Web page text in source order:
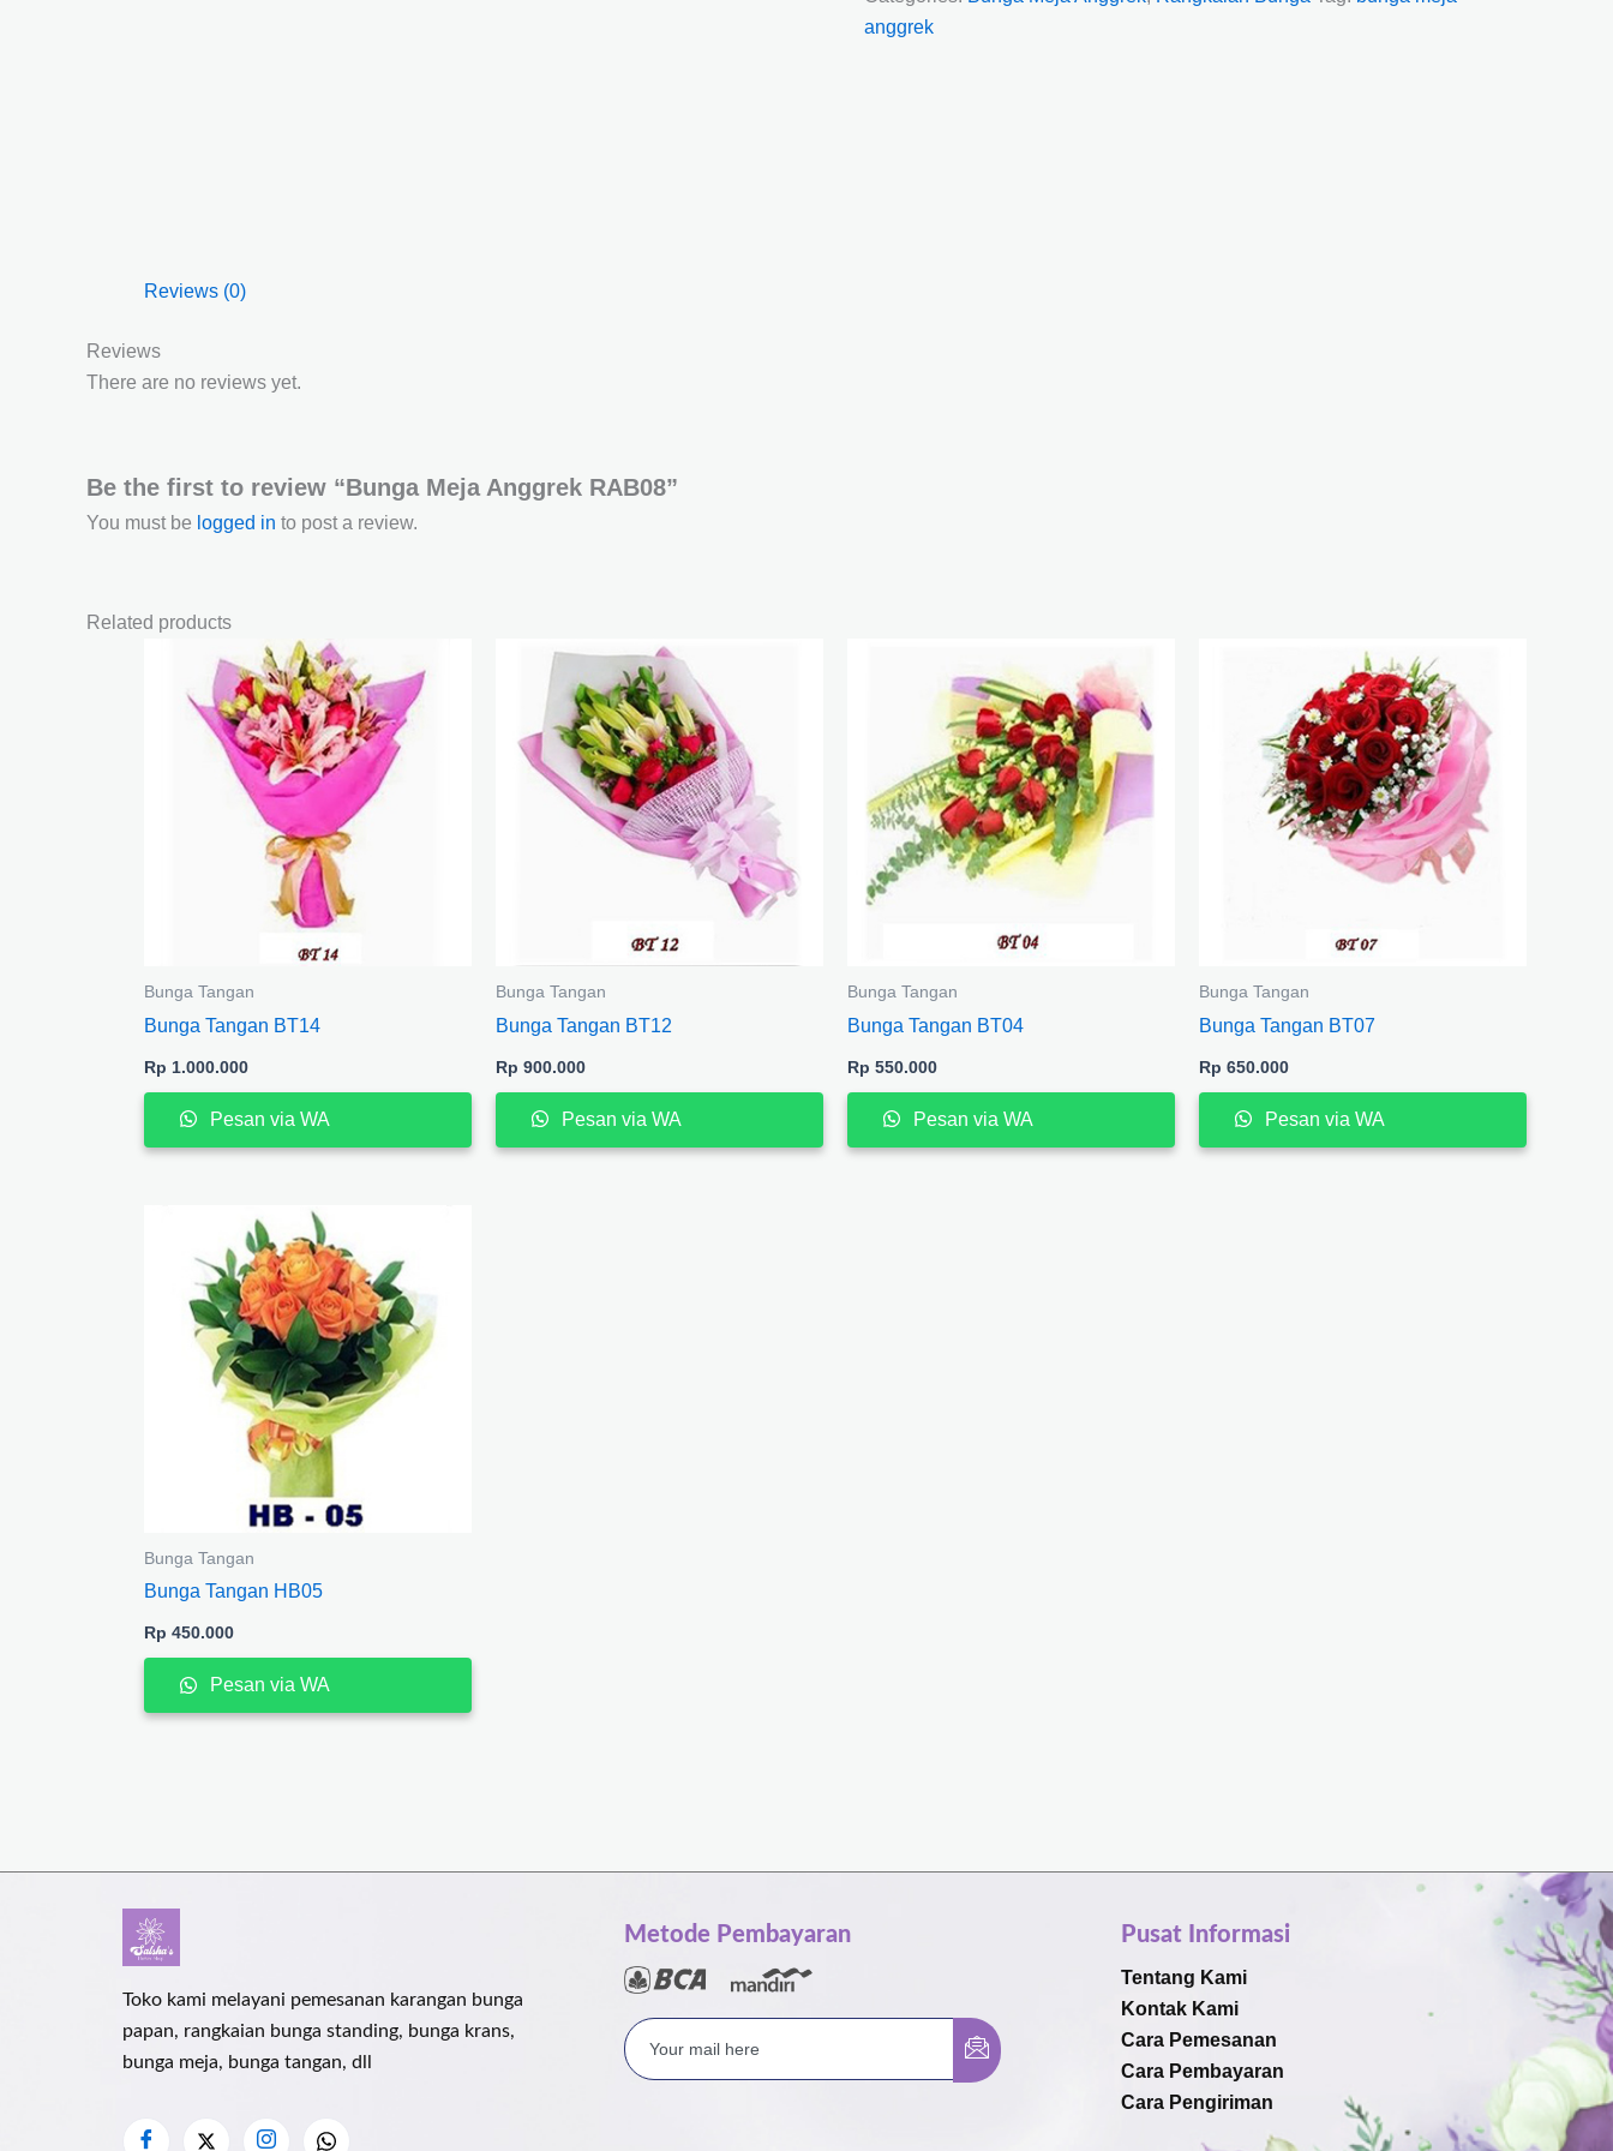
anggrek
Reviews (0)
Reviews
There are no reviews yet.
Be the first to review “Bunga Meja Anggrek RAB08”
You must be logged in to post a review.
Related products
Bunga Tangan
Bunga Tangan BT14
Rp 1.000.000
Pesan via WA
Bunga Tangan
Bunga Tangan BT12
Rp 900.000
Pesan via WA
Bunga Tangan
Bunga Tangan BT04
Rp 550.000
Pesan via WA
Bunga Tangan
Bunga Tangan BT07
Rp 650.000
Pesan via WA
Bunga Tangan
Bunga Tangan HB05
Rp 450.000
Pesan via WA
Toko kami melayani pemesanan karangan bunga
papan, rangkaian bunga standing, bunga krans,
bunga meja, bunga tangan, dll
Metode Pembayaran Pusat Informasi
Tentang Kami
Kontak Kami
Cara Pemesanan
Cara Pembayaran
Cara Pengiriman